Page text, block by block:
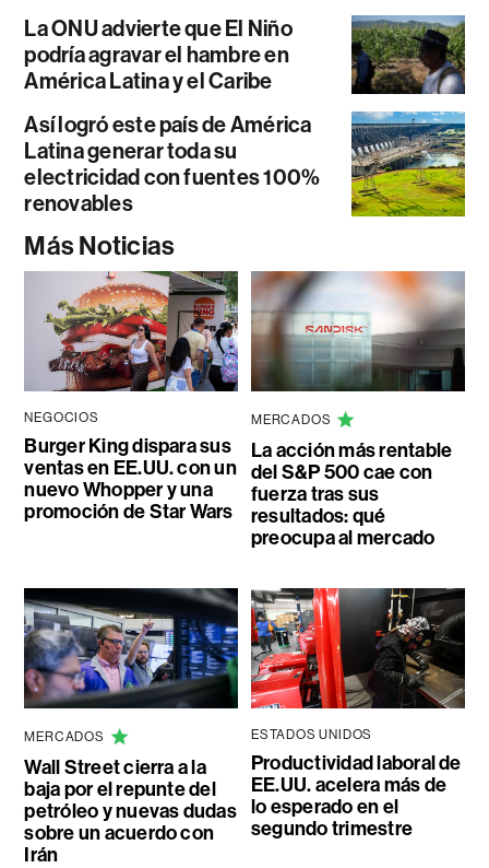
La ONU advierte que El Niño
podría agravar el hambre en
América Latina y el Caribe
Así logró este país de América
Latina generar toda su
electricidad con fuentes 100%
renovables
Más Noticias
NEGOCIOS
Burger King dispara sus
ventas en EE.UU. con un
nuevo Whopper y una
promoción de Star Wars
MERCADOS
La acción más rentable
del S&P 500 cae con
fuerza tras sus
resultados: qué
preocupa al mercado
MERCADOS
Wall Street cierra a la
baja por el repunte del
petróleo y nuevas dudas
sobre un acuerdo con
Irán
ESTADOS UNIDOS
Productividad laboral de
EE.UU. acelera más de
lo esperado en el
segundo trimestre